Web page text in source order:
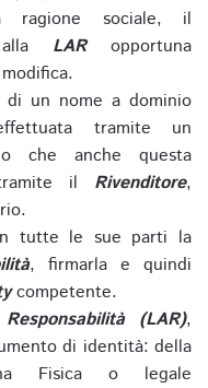
ragione sociale, il
LARopportuna
di un nome a dominio
tramite un
che anche questa
il Rivenditore,
tutte le sue parti la
, firmarla e quindi
competente.
(LAR),
di identità: della
Fisica o legale